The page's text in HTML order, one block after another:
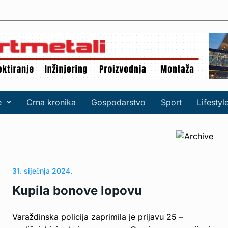
Crna kronika Gospodarstvo Sport
31. siječnja 2024.
Kupila bonove lopovu
Varaždinska policija zaprimila je prijavu 25 –